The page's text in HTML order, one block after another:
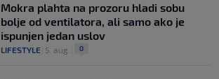
Mokra plahta na prozoru hladi sobu
bolje od ventilatora, ali samo ako je
ispunjen jedan uslov
LIFESTYLE 5. aug. 0